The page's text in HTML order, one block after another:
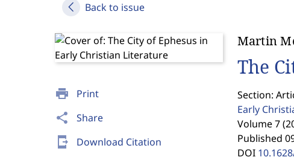
Back to issue
print Print
share Share
send_to_mobile Download Citation
Martin
The
Section:
Early
Volume 7
Published
DOI